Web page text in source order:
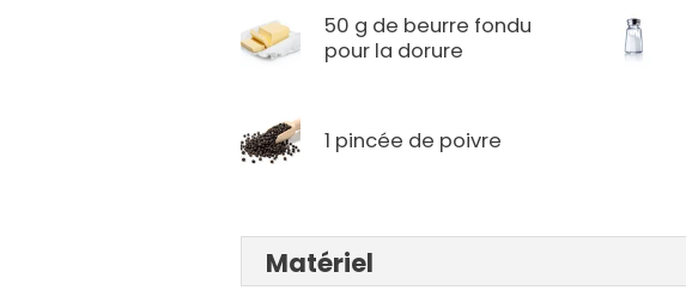
50 g de beurre fondu
pour la dorure
1 pincée de poivre
Matériel